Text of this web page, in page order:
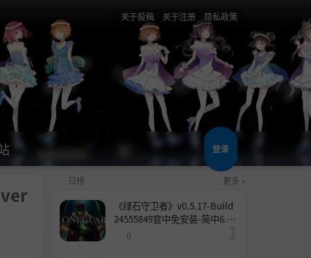
关于投稿 关于注册 隐私政策
登录
日榜 更多 »
《绿石守卫者》v0.5.17-Build
24555849官中免安装-简中6.6
0